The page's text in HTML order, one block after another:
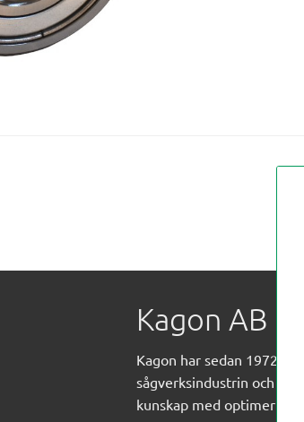
Kagon AB
Kagon har sedan 1972
sågverksindustrin och
kunskap med